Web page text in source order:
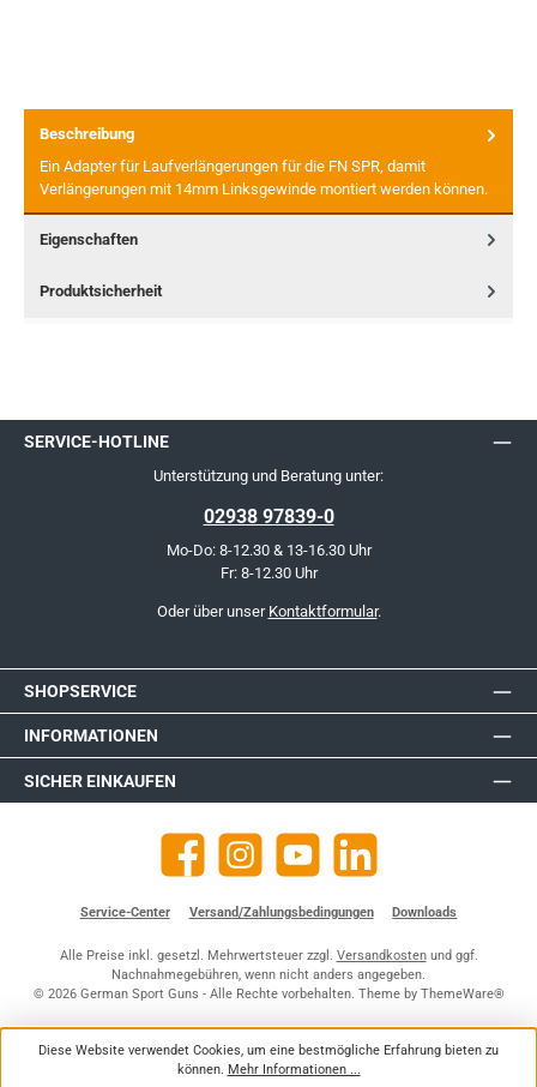
Beschreibung
Ein Adapter für Laufverlängerungen für die FN SPR, damit
Verlängerungen mit 14mm Linksgewinde montiert werden können.
Eigenschaften
Produktsicherheit
SERVICE-HOTLINE
Unterstützung und Beratung unter:
02938 97839-0
Mo-Do: 8-12.30 & 13-16.30 Uhr
Fr: 8-12.30 Uhr
Oder über unser Kontaktformular.
SHOPSERVICE
INFORMATIONEN
SICHER EINKAUFEN
Facebook Instagram YouTube https://de.linkedin.com/company/
Service-Center Versand/Zahlungsbedingungen Downloads
Alle Preise inkl. gesetzl. Mehrwertsteuer zzgl. Versandkostenund ggf.
Nachnahmegebühren, wenn nicht anders angegeben.
© 2026 German Sport Guns - Alle Rechte vorbehalten. Theme by ThemeWare®
Diese Website verwendet Cookies, um eine bestmögliche Erfahrung bieten zu
können. Mehr Informationen ...